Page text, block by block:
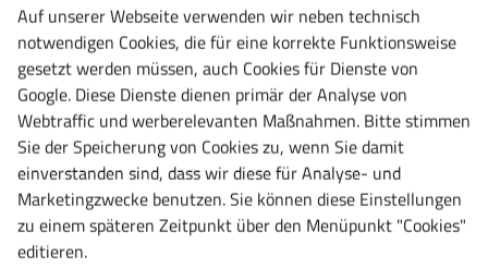
Ausführung zusammenstellen:
Auswahl zurücksetzen
Bitte passen Sie die Auswahl für das Produkt "Lista
Einheiten Schubladenschrank, 27x27E, fahrbar, 6
Schubladen - Höhen: 2 x 75 mm, 3 x 100 mm, 1 x 150
mm" an Ihre Bedürfnisse an.
Schließsystem
Auf unserer Webseite verwenden wir neben technisch
notwendigen Cookies, die für eine korrekte Funktionsweise
gesetzt werden müssen, auch Cookies für Dienste von
Google. Diese Dienste dienen primär der Analyse von
Webtraffic und werberelevanten Maßnahmen. Bitte stimmen
Sie der Speicherung von Cookies zu, wenn Sie damit
einverstanden sind, dass wir diese für Analyse- und
Marketingzwecke benutzen. Sie können diese Einstellungen
zu einem späteren Zeitpunkt über den Menüpunkt "Cookies"
editieren.